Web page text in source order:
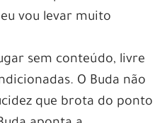
vou levar muito
sem conteúdo, livre
O Buda não
que brota do ponto